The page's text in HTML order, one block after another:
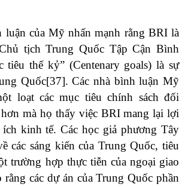
luận của Mỹ nhấn mạnh rằng BRI là
tịch Trung Quốc Tập Cận Bình
tiêu thế kỷ” (Centenary goals) là sự
Quốc[37]. Các nhà bình luận Mỹ
loạt các mục tiêu chính sách đối
mà họ thấy việc BRI mang lại lợi
kinh tế. Các học giả phương Tây
các sáng kiến của Trung Quốc, tiêu
trường hợp thực tiễn của ngoại giao
các dự án của Trung Quốc phần